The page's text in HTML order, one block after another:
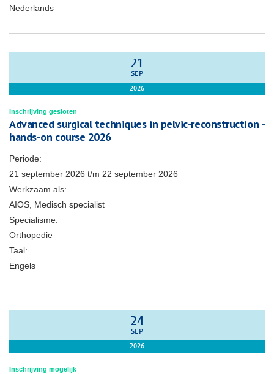
Nederlands
21
SEP
2026
Inschrijving gesloten
Advanced surgical techniques in pelvic-reconstruction -
hands-on course 2026
Periode:
21 september 2026 t/m 22 september 2026
Werkzaam als:
AIOS, Medisch specialist
Specialisme:
Orthopedie
Taal:
Engels
24
SEP
2026
Inschrijving mogelijk